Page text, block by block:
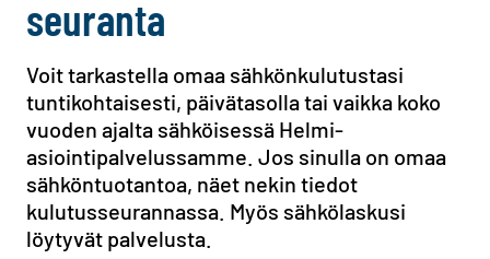
seuranta
Voit tarkastella omaa sähkönkulutustasi
tuntikohtaisesti, päivätasolla tai vaikka koko
vuoden ajalta sähköisessä Helmi-
asiointipalvelussamme. Jos sinulla on omaa
sähköntuotantoa, näet nekin tiedot
kulutusseurannassa. Myös sähkölaskusi
löytyvät palvelusta.